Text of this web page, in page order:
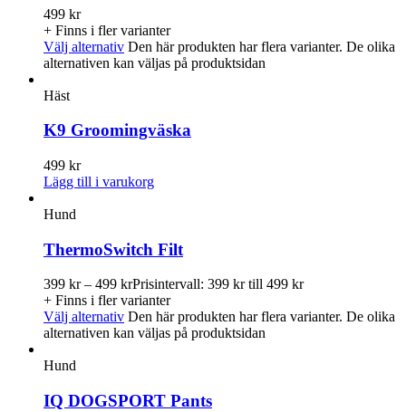
499 kr
+ Finns i fler varianter
Välj alternativ Den här produkten har flera varianter. De olika
alternativen kan väljas på produktsidan
Häst
K9 Groomingväska
499 kr
Lägg till i varukorg
Hund
ThermoSwitch Filt
399 kr – 499 krPrisintervall: 399 kr till 499 kr
+ Finns i fler varianter
Välj alternativ Den här produkten har flera varianter. De olika
alternativen kan väljas på produktsidan
Hund
IQ DOGSPORT Pants